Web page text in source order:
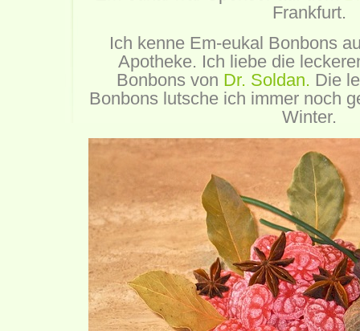
Frankfurt.
Ich kenne Em-eukal Bonbons
Apotheke. Ich liebe die
Bonbons von Dr. Soldan. Die
Bonbons lutsche ich immer noch
Winter.